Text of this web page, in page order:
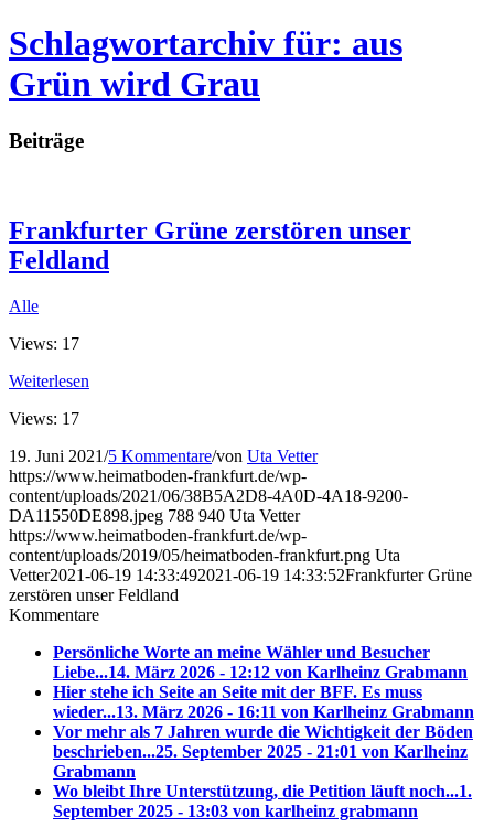
Schlagwortarchiv für: aus
Grün wird Grau
Beiträge
Frankfurter Grüne zerstören unser
Feldland
Alle
Views: 17
Weiterlesen
Views: 17
19. Juni 2021/5 Kommentare/von Uta Vetter
https://www.heimatboden-frankfurt.de/wp-
content/uploads/2021/06/38B5A2D8-4A0D-4A18-9200-
DA11550DE898.jpeg 788 940 Uta Vetter
https://www.heimatboden-frankfurt.de/wp-
content/uploads/2019/05/heimatboden-frankfurt.png Uta
Vetter2021-06-19 14:33:492021-06-19 14:33:52Frankfurter Grüne
zerstören unser Feldland
Kommentare
Persönliche Worte an meine Wähler und Besucher
Liebe...14. März 2026 - 12:12 von Karlheinz Grabmann
Hier stehe ich Seite an Seite mit der BFF. Es muss
wieder...13. März 2026 - 16:11 von Karlheinz Grabmann
Vor mehr als 7 Jahren wurde die Wichtigkeit der Böden
beschrieben...25. September 2025 - 21:01 von Karlheinz
Grabmann
Wo bleibt Ihre Unterstützung, die Petition läuft noch...1.
September 2025 - 13:03 von karlheinz grabmann